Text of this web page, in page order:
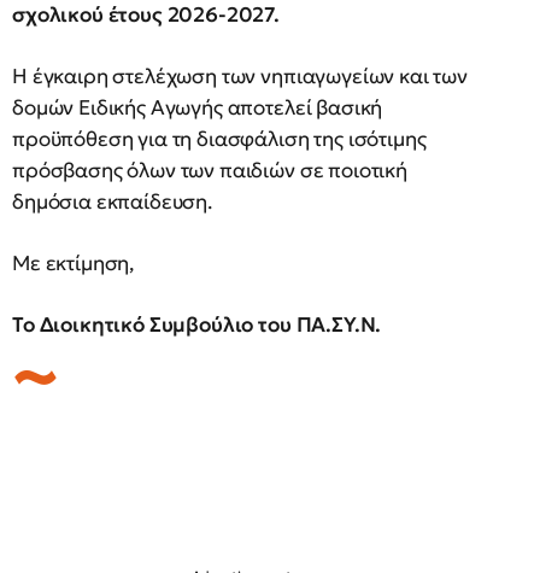
σχολικού έτους 2026-2027.
Η έγκαιρη στελέχωση των νηπιαγωγείων και των
δομών Ειδικής Αγωγής αποτελεί βασική
προϋπόθεση για τη διασφάλιση της ισότιμης
πρόσβασης όλων των παιδιών σε ποιοτική
δημόσια εκπαίδευση.
Με εκτίμηση,
Το Διοικητικό Συμβούλιο του ΠΑ.ΣΥ.Ν.